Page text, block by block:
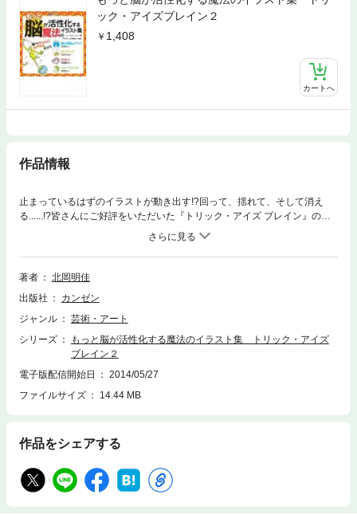
ック・アイズブレイン２
1,408
カートへ
作品情報
止まっているはずのイラストが動き出す!?回って、揺れて、そして消え
る......!?皆さんにご好評をいただいた『トリック・アイズ ブレイン』のパ
ート2ができました!「脳の回転をアップさせたい」「ポジティブになりた
い」「創造力を高めたい」「心をリラックスさせたい」という現代人が抱
える4つの大きな悩みに対応した、ながめるだけで、脳を活性化させるこ
とができる不思議で美しい＂魔法のイラスト＂を多数収録しています!!※こ
とをお勧めいたします。
著者
北岡明佳
出版社
カンゼン
ジャンル
芸術・アート
シリーズ
もっと脳が活性化する魔法のイラスト集 トリック・アイズ
ブレイン２
電子版配信開始日
2014/05/27
ファイルサイズ
14.44 MB
作品をシェアする